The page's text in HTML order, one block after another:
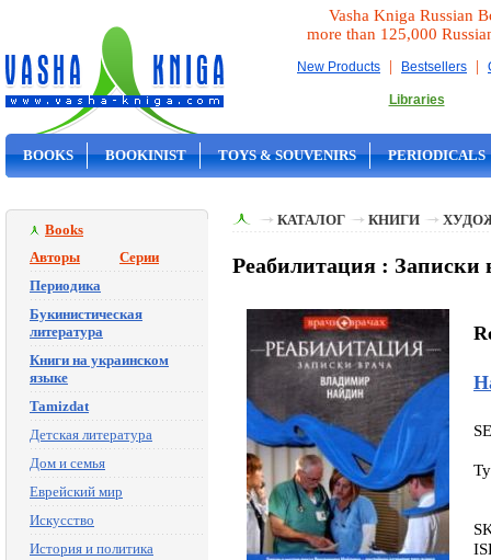
Vasha Kniga Russian
more than 125,000
New Products | Bestsellers |
Libraries
BOOKS BOOKINIST TOYS & SOUVENIRS PERIODICALS
Books
Авторы
Серии
Периодика
Букинистическая
литература
Книги на украинском
языке
Tamizdat
Детская литература
Дом и семья
Еврейский мир
Искусство
История и политика
КАТАЛОГ КНИГИ
Реабилитация : Записки